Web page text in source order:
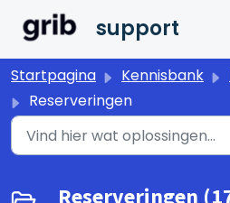
support
Startpagina Kennisbank
Reserveringen
Reserveringen